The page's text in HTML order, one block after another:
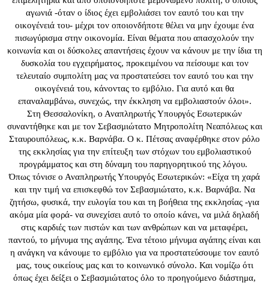
αγωνιά -όταν ο ίδιος έχει εμβολιάσει τον εαυτό του και την
οικογένειά του- μέχρι τον οποιονδήποτε θέλει να μην έχουμε ένα
πισωγύρισμα στην οικονομία. Είναι θέματα που απασχολούν την
κοινωνία και οι δύσκολες απαντήσεις έχουν να κάνουν με την ίδια τη
δυσκολία του εγχειρήματος, προκειμένου να πείσουμε και τον
τελευταίο συμπολίτη μας να προστατεύσει τον εαυτό του και την
οικογένειά του, κάνοντας το εμβόλιο. Για αυτό και θα
επαναλαμβάνω, συνεχώς, την έκκληση να εμβολιαστούν όλοι».
Στη Θεσσαλονίκη, ο Αναπληρωτής Υπουργός Εσωτερικών
συναντήθηκε και με τον Σεβασμιώτατο Μητροπολίτη Νεαπόλεως και
Σταυρουπόλεως, κ.κ. Βαρνάβα. Ο κ. Πέτσας αναφέρθηκε στον ρόλο
της εκκλησίας για την επίτευξη των στόχων του εμβολιαστικού
προγράμματος και στη δύναμη του παρηγορητικού της λόγου.
Όπως τόνισε ο Αναπληρωτής Υπουργός Εσωτερικών: «Είχα τη χαρά
και την τιμή να επισκεφθώ τον Σεβασμιώτατο, κ.κ. Βαρνάβα. Να
ζητήσω, φυσικά, την ευλογία του και τη βοήθεια της εκκλησίας -για
ακόμα μία φορά- να συνεχίσει αυτό το οποίο κάνει, να μιλά δηλαδή
στις καρδιές των πιστών και των ανθρώπων και να μεταφέρει,
παντού, το μήνυμα της αγάπης. Ένα τέτοιο μήνυμα αγάπης είναι και
η ανάγκη να κάνουμε το εμβόλιο για να προστατεύσουμε τον εαυτό
μας, τους οικείους μας και το κοινωνικό σύνολο. Και νομίζω ότι
όπως έχει δείξει ο Σεβασμιώτατος όλο το προηγούμενο διάστημα,